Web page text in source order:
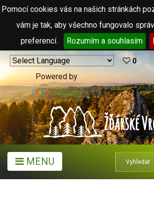
Pomocí cookies vás na našich stránkách
vám je tak, aby všechno fungovalo
preferencí.
Rozumím a souhlasím
Powered by
Translate
0
MENU